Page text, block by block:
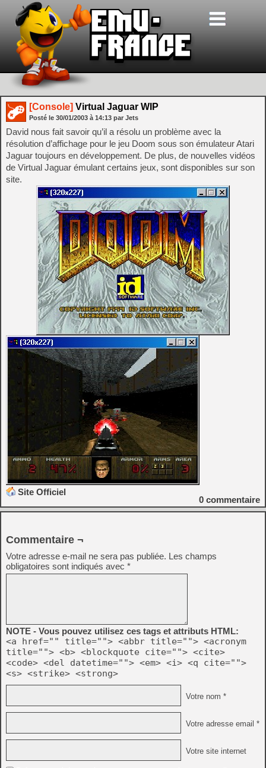
[Console] Virtual Jaguar WIP
Posté le 30/01/2003 à 14:13 par Jets
David nous fait savoir qu’il a résolu un problème avec la
résolution d’affichage pour le jeu Doom sous son émulateur Atari
Jaguar toujours en développement. De plus, de nouvelles vidéos
de Virtual Jaguar émulant certains jeux, sont disponibles sur son
site.
Site Officiel
0 commentaire
Commentaire ¬
Votre adresse e-mail ne sera pas publiée. Les champs
obligatoires sont indiqués avec *
NOTE - Vous pouvez utilisez ces tags et attributs HTML:
<a href="" title=""> <abbr title=""> <acronym
title=""> <b> <blockquote cite=""> <cite>
<code> <del datetime=""> <em> <i> <q cite="">
<s> <strike> <strong>
Votre nom *
Votre adresse email *
Votre site internet